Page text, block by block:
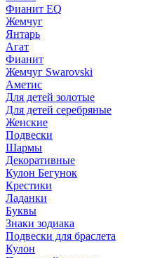
Фианит EQ
Жемчуг
Янтарь
Агат
Фианит
Жемчуг Swarovski
Аметис
Для детей золотые
Для детей серебряные
Женские
Подвески
Шармы
Декоративные
Кулон Бегунок
Крестики
Ладанки
Буквы
Знаки зодиака
Подвески для браслета
Кулон